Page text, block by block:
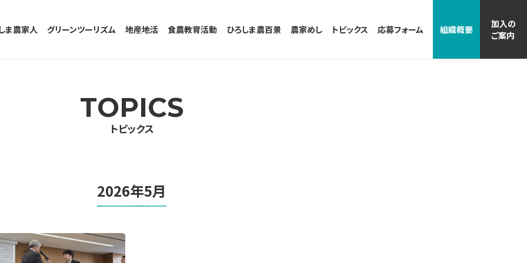
ま農家人
グリーンツーリズム
地産地活 食農教育活動 ひろしま農百景 農家めし トピックス 応募フォーム 組織概要
加入の
ご案内
TOPICS
トピックス
2026年5月